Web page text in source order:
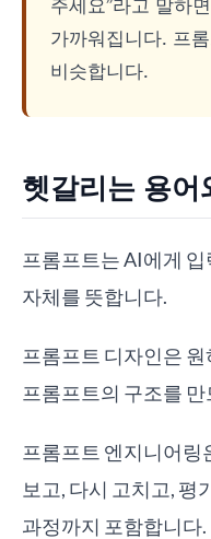
가까워집니다. 프
비슷합니다.
헷갈리는 용어
프롬프트는 AI에게
자체를 뜻합니다.
프롬프트 디자인은
프롬프트의 구조를
프롬프트 엔지니어링
보고, 다시 고치고, 평
과정까지 포함합니다.